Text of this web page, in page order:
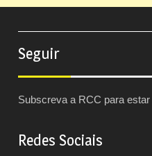
Seguir
Subscreva a RCC para
Redes Sociais